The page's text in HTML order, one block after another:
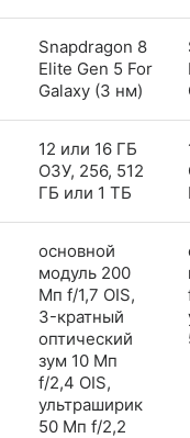
Snapdragon 8
Elite Gen 5 For
Galaxy (3 нм)
12 или 16 ГБ
ОЗУ, 256, 512
ГБ или 1 ТБ
основной
модуль 200
Мп f/1,7 OIS,
3-кратный
оптический
зум 10 Мп
f/2,4 OIS,
ультраширик
50 Мп f/2,2